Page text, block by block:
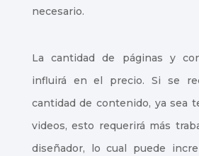
necesario.
La cantidad de páginas y
influirá en el precio. Si se
cantidad de contenido, ya sea
videos, esto requerirá más
diseñador, lo cual puede